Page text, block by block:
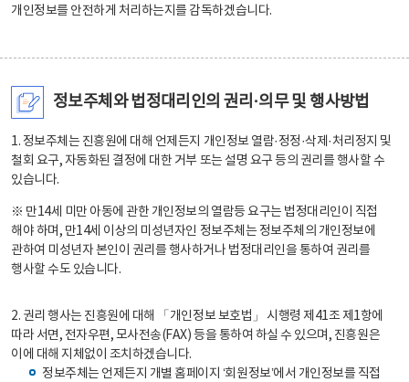
개인정보를 안전하게 처리하는지를 감독하겠습니다.
정보주체와 법정대리인의 권리·의무 및 행사방법
1. 정보주체는 진흥원에 대해 언제든지 개인정보 열람·정정·삭제·처리정지 및
철회 요구, 자동화된 결정에 대한 거부 또는 설명 요구 등의 권리를 행사할 수
있습니다.
※ 만14세 미만 아동에 관한 개인정보의 열람등 요구는 법정대리인이 직접
해야 하며, 만14세 이상의 미성년자인 정보주체는 정보주체의 개인정보에
관하여 미성년자 본인이 권리를 행사하거나 법정대리인을 통하여 권리를
행사할 수도 있습니다.
2. 권리 행사는 진흥원에 대해 「개인정보 보호법」 시행령 제41조 제1항에
따라 서면, 전자우편, 모사전송(FAX) 등을 통하여 하실 수 있으며, 진흥원은
이에 대해 지체없이 조치하겠습니다.
정보주체는 언제든지 개별 홈페이지 ‘회원정보’에서 개인정보를 직접